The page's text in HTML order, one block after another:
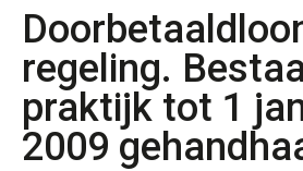
regeling.
praktijk tot 1
2009